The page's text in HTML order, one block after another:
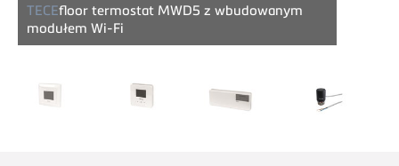
TECEfloor termostat MWD5 z wbudowanym
modułem Wi-Fi